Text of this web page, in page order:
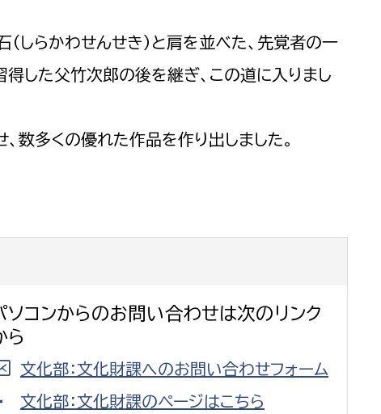
しらかわせんせき）と肩を並べた、先覚者の一
得した父竹次郎の後を継ぎ、この道に入りまし
数多くの優れた作品を作り出しました。
ソコンからのお問い合わせは次のリンク
ら
文化部：文化財課へのお問い合わせフォーム
文化部：文化財課のページはこちら